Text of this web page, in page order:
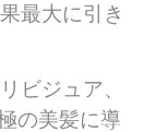
最大に引き
ビジュア、
の美髪に導